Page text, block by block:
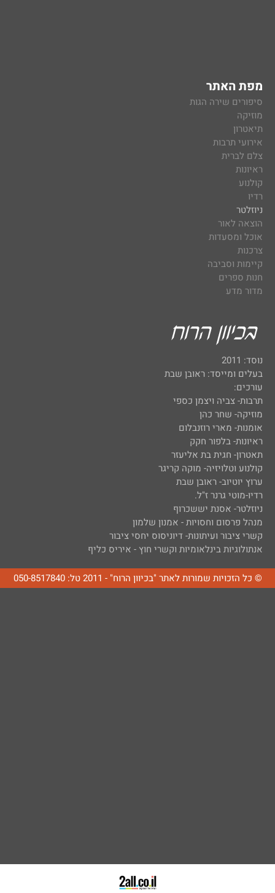
מפת האתר
סיפורים שירה הגות
מוזיקה
תיאטרון
אירועי תרבות
צלם לברית
ראיונות
קולנוע
רדיו
ניוזלטר
הוצאה לאור
אוכל ומסעדות
צרכנות
קיימות וסביבה
חנות ספרים
מדור מדע
נוסד: 2011
בעלים ומייסד: ראובן שבת
עורכים:
תרבות- צביה ויצמן כספי
מוזיקה- שחר כהן
אומנות- מארי רוזנבלום
ראיונות- בלפור חקק
תאטרון- חגית בת אליעזר
קולנוע וטלויזיה- מוקה קריגר
ערוץ יוטיוב- ראובן שבת
רדיו-מוטי גרנר ז"ל.
ניוזלטר- אסנת יששכרוף
מנהל פרסום וחסויות - אמנון שלמון
קשרי ציבור ועיתונות- דיוניסוס יחסי ציבור
אנתולוגיות בינלאומיות וקשרי חוץ - איריס כליף
© כל הזכויות שמורות לאתר "בכיוון הרוח" - 2011 טל: 050-8517840